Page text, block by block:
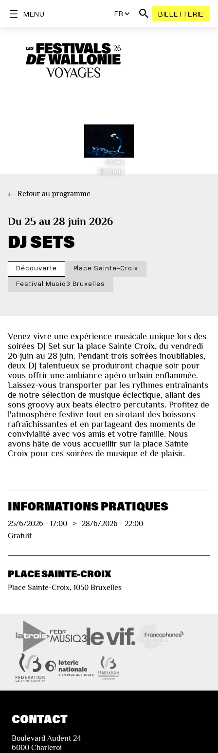
FR BILLETTERIE
MENU
©Lara
Herbinia
← Retour au programme
Du 25 au 28 juin 2026
DJ SETS
Découverte
Place Sainte-Croix
Festival Musiq3 Bruxelles
Venez vivre une expérience musicale unique lors des
soirées DJ Set sur la place Sainte Croix, du vendredi
26 juin au 28 juin. Pendant trois soirées inoubliables,
deux DJ talentueux se produiront chaque soir pour
vous offrir une ambiance apéro urbain enflammée.
Laissez-vous transporter par les rythmes entraînants
de notre sélection de musique éclectique, allant des
sons groovy aux beats électro percutants. Profitez de
l'atmosphère festive tout en sirotant des boissons
rafraîchissantes et en partageant des moments de
convivialité avec vos amis et votre famille. Nous
avons hâte de vous accueillir sur la place Sainte
Croix pour ces soirées de musique et de plaisir.
INFORMATIONS PRATIQUES
25/6/2026 - 17:00 > 28/6/2026 - 22:00
Gratuit
PLACE SAINTE-CROIX
Place Sainte-Croix, 1050 Bruxelles
CONTACT
Boulevard Audent 24
6000 Charleroi